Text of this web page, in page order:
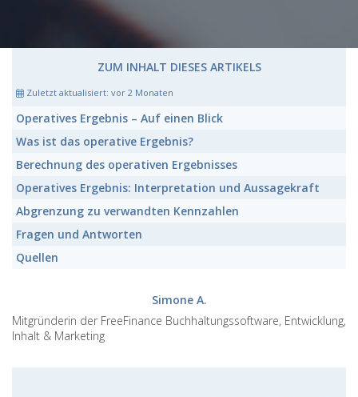
ZUM INHALT DIESES ARTIKELS
Zuletzt aktualisiert: vor 2 Monaten
Operatives Ergebnis – Auf einen Blick
Was ist das operative Ergebnis?
Berechnung des operativen Ergebnisses
Operatives Ergebnis: Interpretation und Aussagekraft
Abgrenzung zu verwandten Kennzahlen
Fragen und Antworten
Quellen
Simone A.
Mitgründerin der FreeFinance Buchhaltungssoftware, Entwicklung,
Inhalt & Marketing